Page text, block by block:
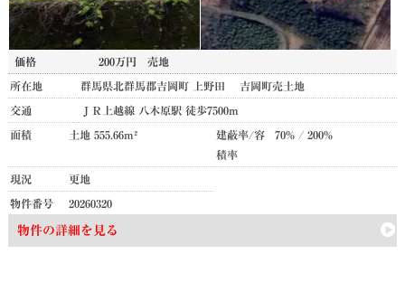
物件の詳細を見る
価格 200万円 売地
所在地 群馬県北群馬郡吉岡町 上野田 吉岡町売土地
交通 ＪＲ上越線 八木原駅 徒歩7500m
面積 土地 555.66m²
建蔽率/容
積率
70% / 200%
現況 更地
物件番号 20260320